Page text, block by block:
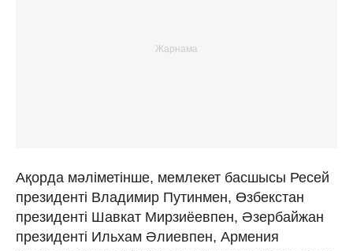
Ақорда мәліметінше, мемлекет басшысы Ресей
президенті Владимир Путинмен, Өзбекстан
президенті Шавкат Мирзиёевпен, Әзербайжан
президенті Ильхам Әлиевпен, Армения